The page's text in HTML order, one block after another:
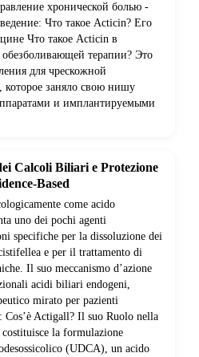
хронической болью -
Что такое Acticin? Его
Что такое Acticin в
терапии? Это
для чрескожной
которое заняло свою нишу
и имплантируемыми
Calcoli Biliari e Protezione
Based
come acido
uno dei pochi agenti
specifiche per la dissoluzione dei
e per il trattamento di
Il suo meccanismo d’azione
acidi biliari endogeni,
mirato per pazienti
Actigall? Il suo Ruolo nella
la formulazione
(UDCA), un acido